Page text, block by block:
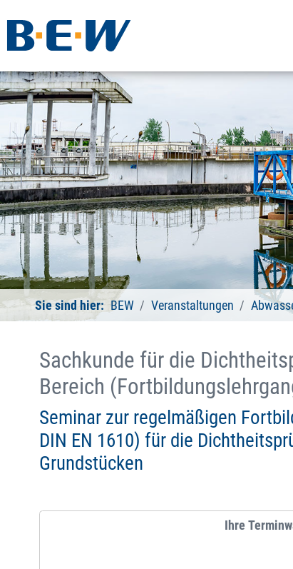
Sie sind hier: BEW Veranstaltungen
Sachkunde für die
Bereich
Seminar zur regelmäßigen
DIN EN 1610) für die
Grundstücken
Ihre